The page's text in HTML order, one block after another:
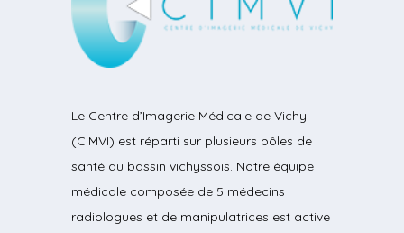
Le Centre d’Imagerie Médicale de Vichy
(CIMVI) est réparti sur plusieurs pôles de
santé du bassin vichyssois. Notre équipe
médicale composée de 5 médecins
radiologues et de manipulatrices est active